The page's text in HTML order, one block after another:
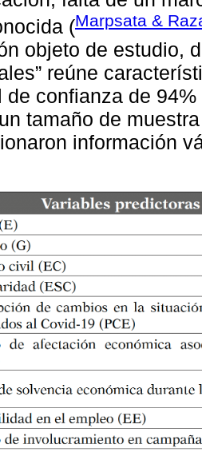
(Marpsata &
objeto de estudio,
reúne
de confianza de
tamaño de
información